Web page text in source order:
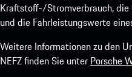
Kraftstoff-/Stromverbrauch, die
und die Fahrleistungswerte
Weitere Informationen zu den
NEFZ finden Sie unter Porsche